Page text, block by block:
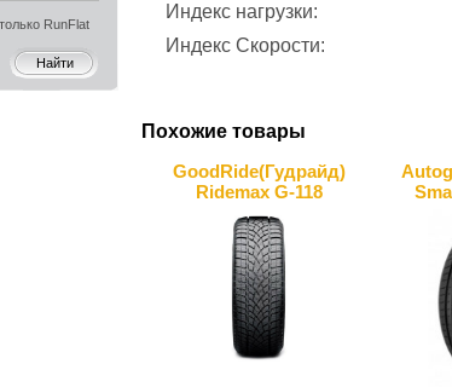
только RunFlat
Индекс нагрузки:
Индекс Скорости:
Похожие товары
GoodRide(Гудрайд)
Ridemax G-118